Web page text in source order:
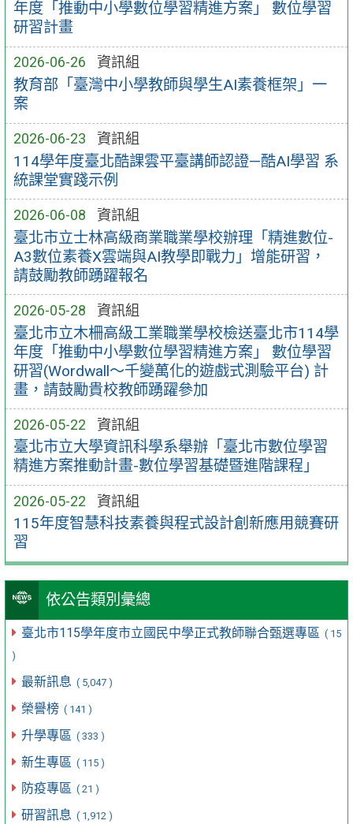
年度「推動中小學數位學習精進方案」 數位學習
研習計畫
2026-06-26 資訊組
教育部「臺灣中小學教師與學生AI素養框架」一
案
2026-06-23 資訊組
114學年度臺北酷課雲平臺講師認證—酷AI學習 系
統課堂實踐示例
2026-06-08 資訊組
臺北市立士林高級商業職業學校辦理「精進數位-
A3數位素養X雲端與AI教學即戰力」增能研習，
請鼓勵教師踴躍報名
2026-05-28 資訊組
臺北市立木柵高級工業職業學校檢送臺北市114學
年度「推動中小學數位學習精進方案」 數位學習
研習(Wordwall～千變萬化的遊戲式測驗平台) 計
畫，請鼓勵貴校教師踴躍參加
2026-05-22 資訊組
臺北市立大學資訊科學系舉辦「臺北市數位學習
精進方案推動計畫-數位學習基礎暨進階課程」
2026-05-22 資訊組
115年度智慧科技素養與程式設計創新應用競賽研
習
依公告類別彙總
臺北市115學年度市立國民中學正式教師聯合甄選專區 ( 15
)
最新訊息 ( 5,047 )
榮譽榜 ( 141 )
升學專區 ( 333 )
新生專區 ( 115 )
防疫專區 ( 21 )
研習訊息 ( 1,912 )